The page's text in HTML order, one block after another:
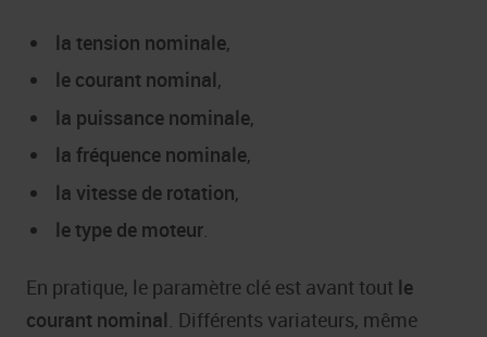
la tension nominale,
le courant nominal,
la puissance nominale,
la fréquence nominale,
la vitesse de rotation,
le type de moteur.
En pratique, le paramètre clé est avant tout le
courant nominal . Différents variateurs, même